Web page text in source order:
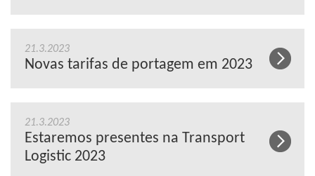
21.3.2023
Novas tarifas de portagem em 2023
21.3.2023
Estaremos presentes na Transport
Logistic 2023